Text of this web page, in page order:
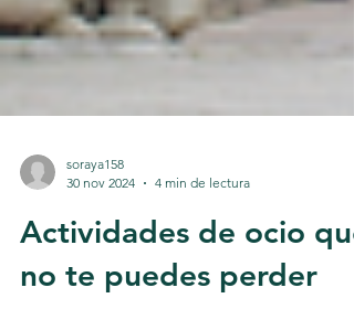
30 nov 2024
4 min de lectura